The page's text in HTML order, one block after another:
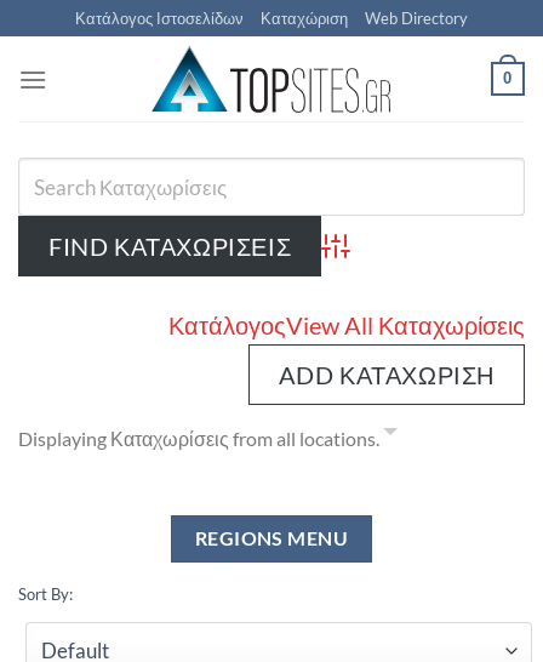
Μετάβαση
στο
περιεχόμενο
Κατάλογος Ιστοσελίδων Καταχώριση Web Directory
0
Advanced Search
ΚατάλογοςView All Καταχωρίσεις
ADD ΚΑΤΑΧΏΡΙΣΗ
Displaying Καταχωρίσεις from all locations.
Sort By: